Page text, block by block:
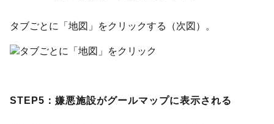
タブごとに「地図」をクリックする（次図）。
STEP5：嫌悪施設がグールマップに表示される